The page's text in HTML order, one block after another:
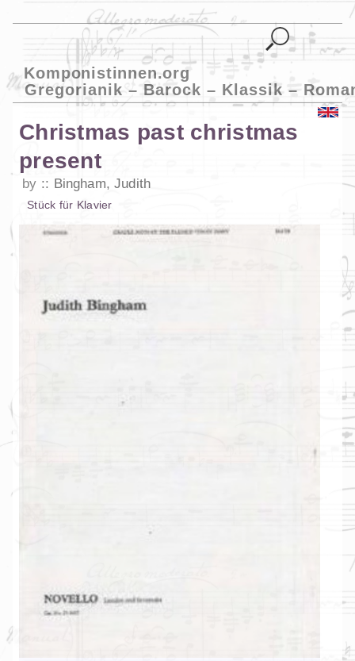
Komponistinnen.org
Gregorianik – Barock – Klassik –
Christmas past christmas
present
by Bingham, Judith
Stück für Klavier